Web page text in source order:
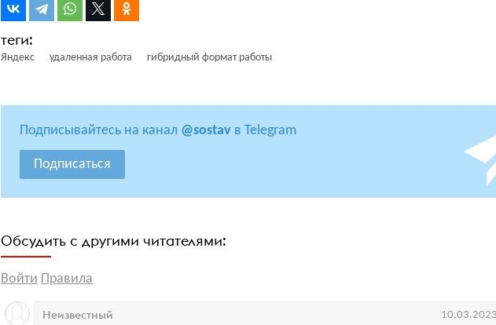
Яндекс удаленная работа гибридный формат работы
Подписывайтесь на канал @sostav в Telegram
Подписаться
Обсудить с другими читателями:
Войти Правила
Неизвестный